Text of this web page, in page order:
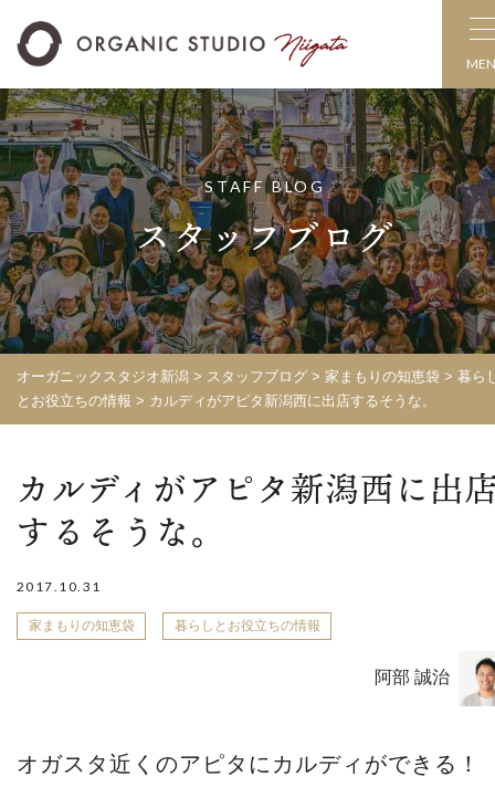
STAFF BLOG
スタッフブログ
オーガニックスタジオ新潟 > スタッフブログ > 家まもりの知恵袋 > 暮ら
とお役立ちの情報 > カルディがアピタ新潟西に出店するそうな。
カルディがアピタ新潟西に出
するそうな。
2017.10.31
家まもりの知恵袋 暮らしとお役立ちの情報
阿部 誠治
オガスタ近くのアピタにカルディができる！